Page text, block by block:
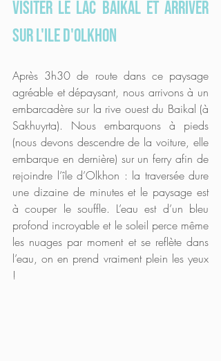
visiter le Lac Baikal et arriver
sur l'Ile d'Olkhon
Après 3h30 de route dans ce paysage
agréable et dépaysant, nous arrivons à un
embarcadère sur la rive ouest du Baikal (à
Sakhuyrta). Nous embarquons à pieds
(nous devons descendre de la voiture, elle
embarque en dernière) sur un ferry afin de
rejoindre l’île d’Olkhon : la traversée dure
une dizaine de minutes et le paysage est
à couper le souffle. L’eau est d’un bleu
profond incroyable et le soleil perce même
les nuages par moment et se reflète dans
l’eau, on en prend vraiment plein les yeux
!